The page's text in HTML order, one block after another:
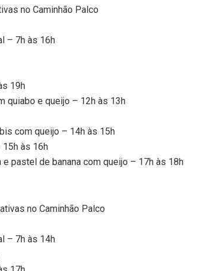
no Caminhão Palco
– 7h às 16h
19h
quiabo e queijo – 12h às 13h
com queijo – 14h às 15h
15h às 16h
pastel de banana com queijo – 17h às 18h
no Caminhão Palco
– 7h às 14h